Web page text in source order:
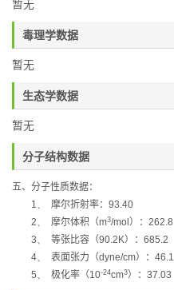
暂无
毒理学数据
暂无
生态学数据
暂无
分子结构数据
五、分子性质数据：
1、
摩尔折射率： 93.40
2、
摩尔体积（m3/mol ）： 262.8
3、
等张比容（90.2K）： 685.2
4、
表面张力（dyne/cm）： 46.1
5、
极化率 （10-24cm3）： 37.03